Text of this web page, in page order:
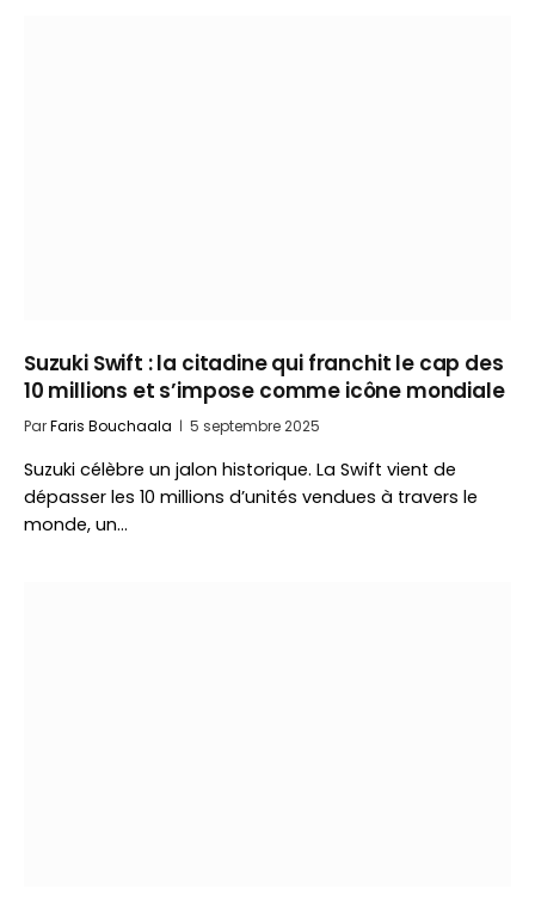
Suzuki Swift : la citadine qui franchit le cap des
10 millions et s’impose comme icône mondiale
ParFaris Bouchaala 5 septembre 2025
Suzuki célèbre un jalon historique. La Swift vient de
dépasser les 10 millions d’unités vendues à travers le
monde, un…